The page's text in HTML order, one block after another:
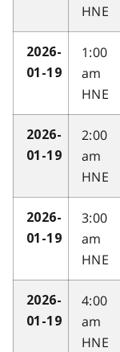
HNE
2026-
01-19
1:00
am
HNE
2026-
01-19
2:00
am
HNE
2026-
01-19
3:00
am
HNE
2026-
01-19
4:00
am
HNE